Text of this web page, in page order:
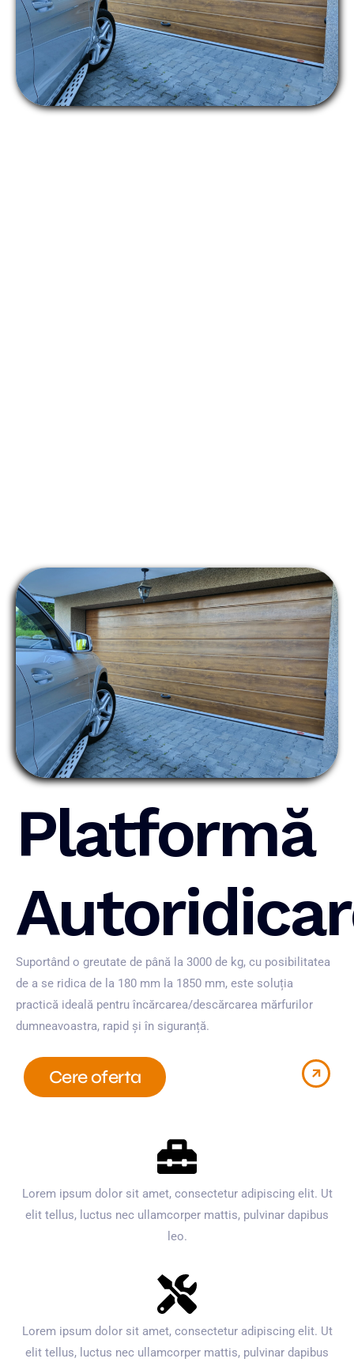
Platformă
Suportând o greutate de până la 3000 de kg, cu posibilitatea
de a se ridica de la 180 mm la 1850 mm, este soluția
practică ideală pentru încărcarea/descărcarea mărfurilor
dumneavoastra, rapid și în siguranță.
Cere oferta
Lorem ipsum dolor sit amet, consectetur adipiscing elit. Ut
elit tellus, luctus nec ullamcorper mattis, pulvinar dapibus
leo.
Lorem ipsum dolor sit amet, consectetur adipiscing elit. Ut
elit tellus, luctus nec ullamcorper mattis, pulvinar dapibus